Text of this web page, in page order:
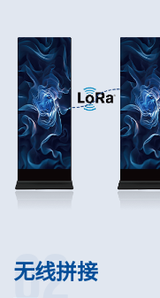
无线拼接
02